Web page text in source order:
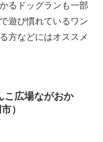
るドッグランも一部
遊び慣れているワン
方などにはオススメ
こ広場ながおか
）